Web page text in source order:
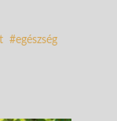
egészség